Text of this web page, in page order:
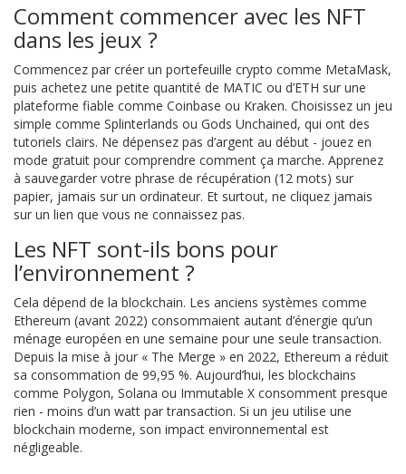
Comment commencer avec les NFT
dans les jeux ?
Commencez par créer un portefeuille crypto comme MetaMask,
puis achetez une petite quantité de MATIC ou d’ETH sur une
plateforme fiable comme Coinbase ou Kraken. Choisissez un jeu
simple comme Splinterlands ou Gods Unchained, qui ont des
tutoriels clairs. Ne dépensez pas d’argent au début - jouez en
mode gratuit pour comprendre comment ça marche. Apprenez
à sauvegarder votre phrase de récupération (12 mots) sur
papier, jamais sur un ordinateur. Et surtout, ne cliquez jamais
sur un lien que vous ne connaissez pas.
Les NFT sont-ils bons pour
l’environnement ?
Cela dépend de la blockchain. Les anciens systèmes comme
Ethereum (avant 2022) consommaient autant d’énergie qu’un
ménage européen en une semaine pour une seule transaction.
Depuis la mise à jour « The Merge » en 2022, Ethereum a réduit
sa consommation de 99,95 %. Aujourd’hui, les blockchains
comme Polygon, Solana ou Immutable X consomment presque
rien - moins d’un watt par transaction. Si un jeu utilise une
blockchain moderne, son impact environnemental est
négligeable.